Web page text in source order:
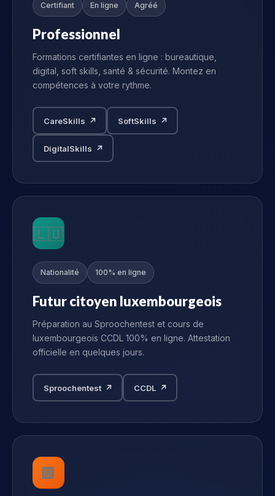
Certifiant En ligne Agréé
Professionnel
Formations certifiantes en ligne : bureautique,
digital, soft skills, santé & sécurité. Montez en
compétences à votre rythme.
CareSkills ↗ SoftSkills ↗
DigitalSkills ↗
🇱🇺
Nationalité 100% en ligne
Futur citoyen luxembourgeois
Préparation au Sproochentest et cours de
luxembourgeois CCDL 100% en ligne. Attestation
officielle en quelques jours.
Sproochentest ↗ CCDL ↗
🏢